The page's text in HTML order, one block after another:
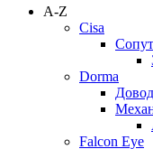
A-Z
Cisa
Dorma
Falcon Eye